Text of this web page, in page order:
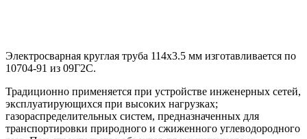
Электросварная круглая труба 114х3.5 мм изготавливается по
10704-91 из 09Г2С.
Традиционно применяется при устройстве инженерных сетей,
эксплуатирующихся при высоких нагрузках;
газораспределительных систем, предназначенных для
транспортировки природного и сжиженного углеводородного